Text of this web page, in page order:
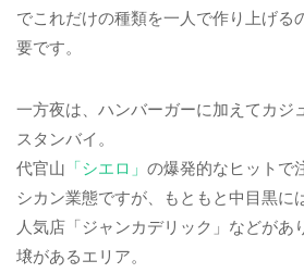
でこれだけの種類を一人で作り上げる
要です。
一方夜は、ハンバーガーに加えてカジ
スタンバイ。
代官山 「シエロ」 の爆発的なヒットで
シカン業態ですが、もともと中目黒に
人気店「ジャンカデリック」などがあ
壌があるエリア。